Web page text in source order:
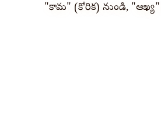
"కామ" (కోరిక) నుండి,